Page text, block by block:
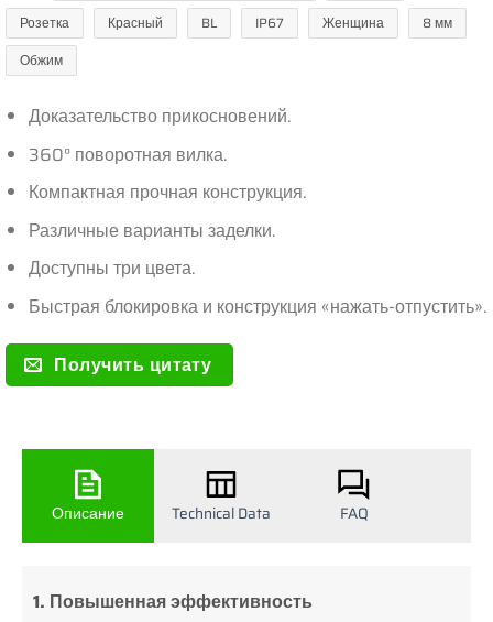
Розетка
Красный BL IP67 Женщина
8 мм
Обжим
Доказательство прикосновений.
360° поворотная вилка.
Компактная прочная конструкция.
Различные варианты заделки.
Доступны три цвета.
Быстрая блокировка и конструкция «нажать-отпустить».
Получить цитату
Описание Technical Data FAQ
1. Повышенная эффективность